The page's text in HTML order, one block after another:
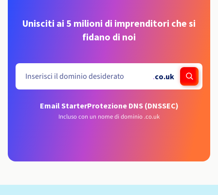
Unisciti ai 5 milioni di imprenditori che si
fidano di noi
.co.uk
Email StarterProtezione DNS (DNSSEC)
Incluso con un nome di dominio .co.uk